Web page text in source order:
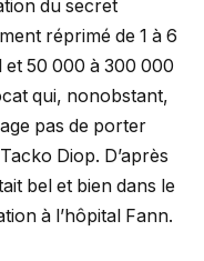
du secret
réprimé de 1 à 6
et 50 000 à 300 000
qui, nonobstant,
pas de porter
Diop. D’après
bel et bien dans le
à l’hôpital Fann.